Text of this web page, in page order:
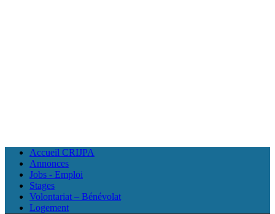
Accueil CRIJPA
Annonces
Jobs - Emploi
Stages
Volontariat – Bénévolat
Logement